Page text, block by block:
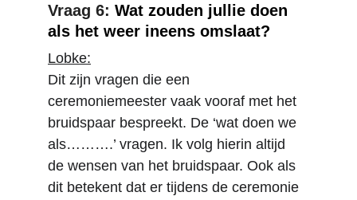
Vraag 6: Wat zouden jullie doen
als het weer ineens omslaat?
Lobke:
Dit zijn vragen die een
ceremoniemeester vaak vooraf met het
bruidspaar bespreekt. De ‘wat doen we
als……….’ vragen. Ik volg hierin altijd
de wensen van het bruidspaar. Ook als
dit betekent dat er tijdens de ceremonie